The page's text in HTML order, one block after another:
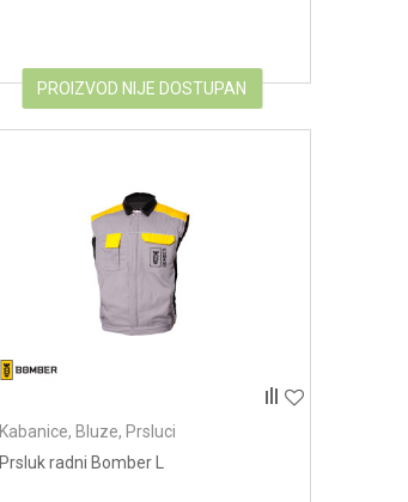
PROIZVOD NIJE DOSTUPAN
Kabanice, Bluze, Prsluci
Prsluk radni Bomber L